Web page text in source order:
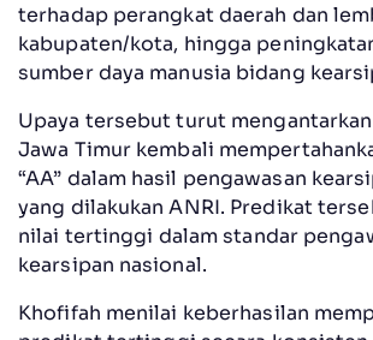
terhadap perangkat daerah dan
kabupaten/kota, hingga
sumber daya manusia bidang
Upaya tersebut turut
Jawa Timur kembali
“AA” dalam hasil pengawasan
yang dilakukan ANRI. Predikat
nilai tertinggi dalam standar
kearsipan nasional.
Khofifah menilai keberhasilan